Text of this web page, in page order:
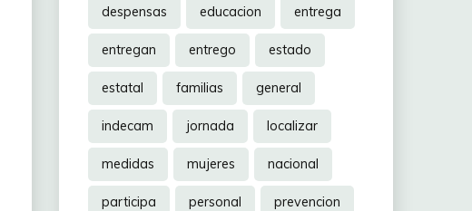
despensas educacion entrega
entregan entrego estado
estatal familias general
indecam jornada localizar
medidas mujeres nacional
participa personal prevencion